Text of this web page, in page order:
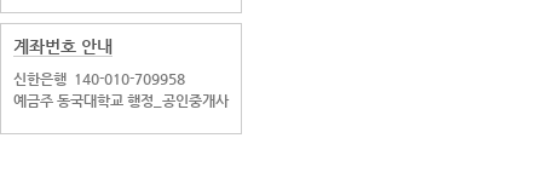
계좌번호 안내
신한은행 140-010-709958
예금주 동국대학교 행정_공인중개사